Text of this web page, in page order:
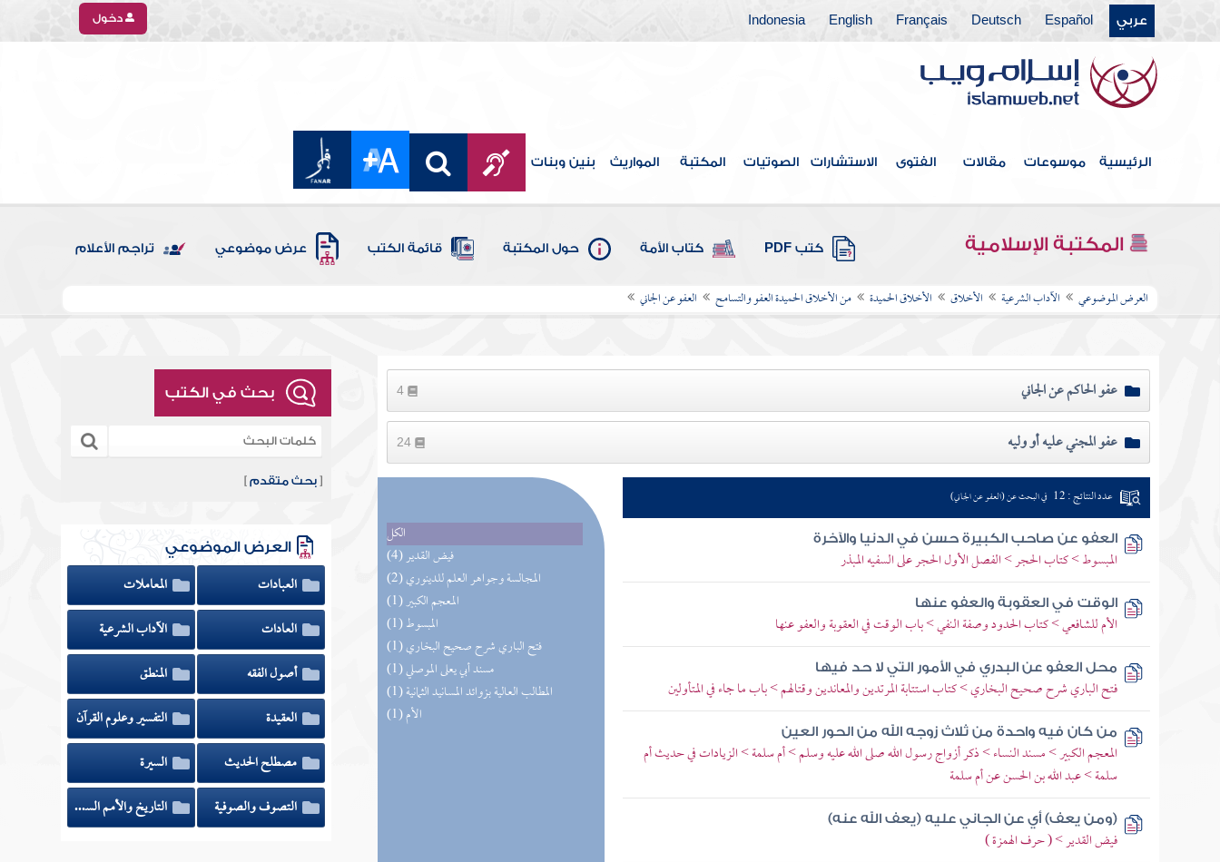
عربي Español
Deutsch
Français
English
Indonesia دخول
الرئيسية موسوعات مقالات الفتوى الاستشارات الصوتيات المكتبة المواريث بنين وبنات
المكتبة الإسلامية كتب PDF كتاب الأمة حول المكتبة قائمة الكتب عرض موضوعي تراجم الأعلام
العرض الموضوعي الآداب الشرعية الأخلاق الأخلاق الحميدة من الأخلاق الحميدة العفو والتسامح العفو عن الجاني
عفو الحاكم عن الجاني 4
عفو المجني عليه أو وليه 24
الكل
(4) فيض القدير
(2) المجالسة وجواهر العلم للدينوري
(1) المعجم الكبير
(1) المبسوط
(1) فتح الباري شرح صحيح البخاري
(1) مسند أبي يعلى الموصلي
(1) المطالب العالية بزوائد المسانيد الثمانية
(1) الأم
عدد النتائج : 12 في البحث عن (العفو عن الجاني)
العفو عن صاحب الكبيرة حسن في الدنيا والآخرة
المبسوط > كتاب الحجر > الفصل الأول الحجر على السفيه المبذر
الوقت في العقوبة والعفو عنها
الأم للشافعي > كتاب الحدود وصفة النفي > باب الوقت في العقوبة والعفو عنها
محل العفو عن البدري في الأمور التي لا حد فيها
فتح الباري شرح صحيح البخاري > كتاب استتابة المرتدين والمعاندين وقتالهم > باب ما جاء في المتأولين
من كان فيه واحدة من ثلاث زوجه الله من الحور العين
المعجم الكبير > مسند النساء > ذكر أزواج رسول الله صلى الله عليه وسلم > أم سلمة > الزيادات في حديث أم
سلمة > عبد الله بن الحسن عن أم سلمة
(ومن يعف) أي عن الجاني عليه (يعف الله عنه)
فيض القدير > ( حرف الهمزة )
بحث في الكتب
[بحث متقدم ]
العرض الموضوعي
العبادات
المعاملات
العادات
الآداب الشرعية
أصول الفقه
المنطق
العقيدة
التفسير وعلوم القرآن
مصطلح الحديث
السيرة
التصوف والصوفية
التاريخ والأمم السابقة